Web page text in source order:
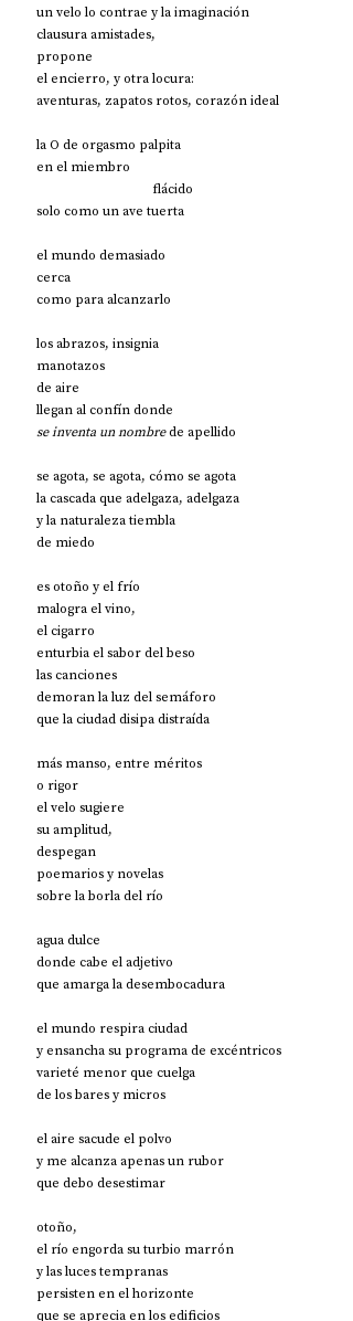
un velo lo contrae y la imaginación
clausura amistades,
propone
el encierro, y otra locura:
aventuras, zapatos rotos, corazón ideal
la O de orgasmo palpita
en el miembro
flácido
solo como un ave tuerta
el mundo demasiado
cerca
como para alcanzarlo
los abrazos, insignia
manotazos
de aire
llegan al confín donde
se inventa un nombre de apellido
se agota, se agota, cómo se agota
la cascada que adelgaza, adelgaza
y la naturaleza tiembla
de miedo
es otoño y el frío
malogra el vino,
el cigarro
enturbia el sabor del beso
las canciones
demoran la luz del semáforo
que la ciudad disipa distraída
más manso, entre méritos
o rigor
el velo sugiere
su amplitud,
despegan
poemarios y novelas
sobre la borla del río
agua dulce
donde cabe el adjetivo
que amarga la desembocadura
el mundo respira ciudad
y ensancha su programa de excéntricos
varieté menor que cuelga
de los bares y micros
el aire sacude el polvo
y me alcanza apenas un rubor
que debo desestimar
otoño,
el río engorda su turbio marrón
y las luces tempranas
persisten en el horizonte
que se aprecia en los edificios